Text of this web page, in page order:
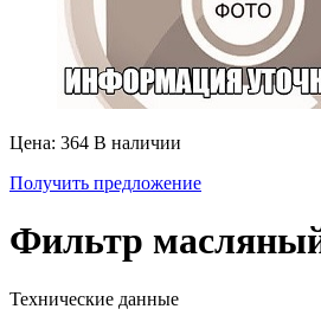
Цена: 364 В наличии
Получить предложение
Фильтр
Технические данные